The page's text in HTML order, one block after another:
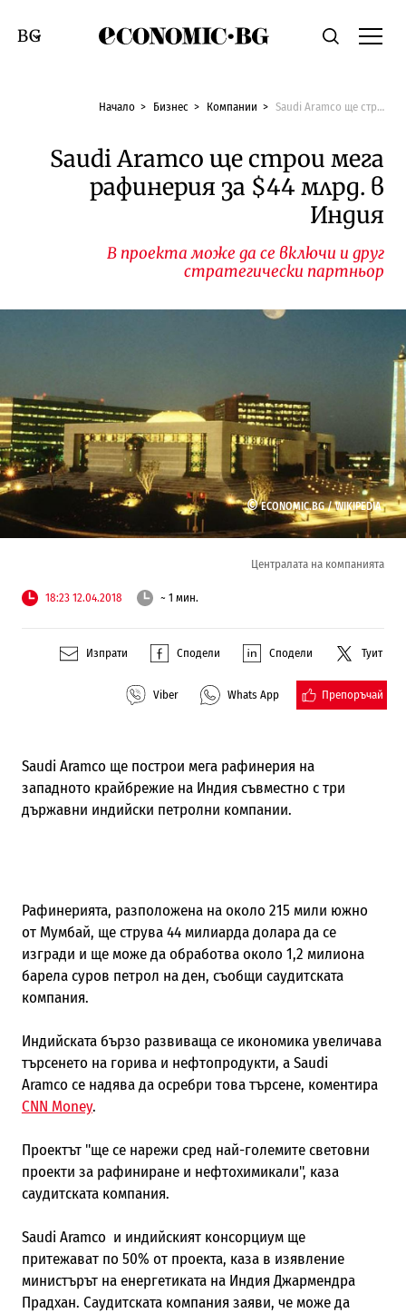
Economic.bgТърсене
Смяна на език
Начало Бизнес Компании Saudi Aramco ще строи мега рафинерия за $44 млрд. в Индия
Saudi Aramco ще строи мега
рафинерия за $44 млрд. в
Индия
В проекта може да се включи и друг
стратегически партньор
©ECONOMIC.BG /WIKIPEDIA
Централата на компанията
18:23 12.04.2018 ~ 1 мин.
Изпрати Сподели Сподели Туит
Viber Whats App Препоръчай
Saudi Aramco ще построи мега рафинерия на
западното крайбрежие на Индия съвместно с три
държавни индийски петролни компании.
Рафинерията, разположена на около 215 мили южно
от Мумбай, ще струва 44 милиарда долара да се
изгради и ще може да обработва около 1,2 милиона
барела суров петрол на ден, съобщи саудитската
компания.
Индийската бързо развиваща се икономика увеличава
търсенето на горива и нефтопродукти, аSaudi
Aramco се надява да осребри това търсене, коментира
CNN Money.
Проектът "ще се нарежи сред най-големите световни
проекти за рафиниране и нефтохимикали", каза
саудитската компания.
Saudi Aramco и индийският консорциум ще
притежават по 50% от проекта, каза в изявление
министърът на енергетиката на Индия Джармендра
Прадхан. Саудитската компания заяви, че може да